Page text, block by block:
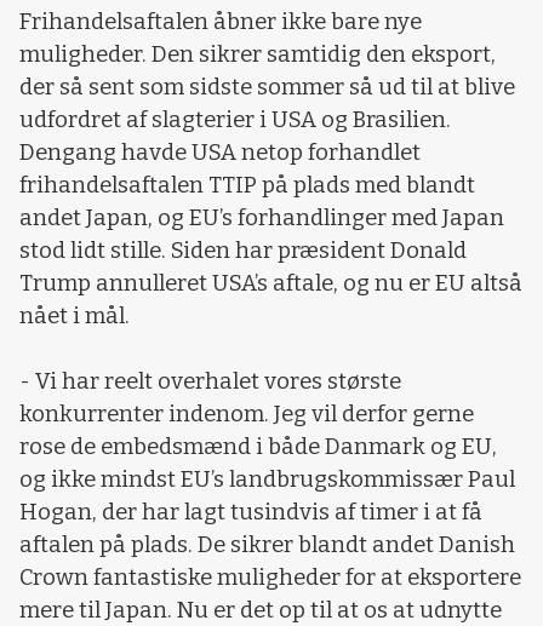
Frihandelsaftalen åbner ikke bare nye
muligheder. Den sikrer samtidig den eksport,
der så sent som sidste sommer så ud til at blive
udfordret af slagterier i USA og Brasilien.
Dengang havde USA netop forhandlet
frihandelsaftalen TTIP på plads med blandt
andet Japan, og EU’s forhandlinger med Japan
stod lidt stille. Siden har præsident Donald
Trump annulleret USA’s aftale, og nu er EU altså
nået i mål.
- Vi har reelt overhalet vores største
konkurrenter indenom. Jeg vil derfor gerne
rose de embedsmænd i både Danmark og EU,
og ikke mindst EU’s landbrugskommissær Paul
Hogan, der har lagt tusindvis af timer i at få
aftalen på plads. De sikrer blandt andet Danish
Crown fantastiske muligheder for at eksportere
mere til Japan. Nu er det op til at os at udnytte